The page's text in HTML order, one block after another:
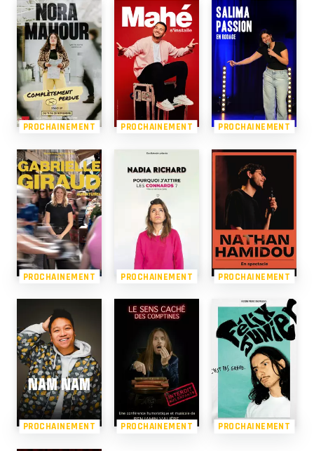
PROCHAINEMENT PROCHAINEMENT PROCHAINEMENT
PROCHAINEMENT PROCHAINEMENT PROCHAINEMENT
PROCHAINEMENT PROCHAINEMENT PROCHAINEMENT